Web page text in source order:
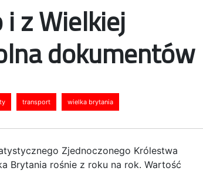
z Wielkiej
dokumentów
transport wielka brytania
Zjednoczonego Królestwa
Brytania rośnie z roku na rok. Wartość